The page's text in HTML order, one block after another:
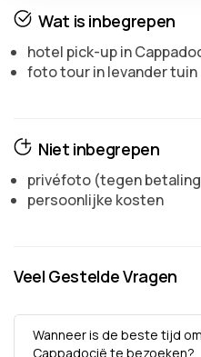
Wat is inbegrepen
hotel pick-up in
foto tour in levander tuin
Niet inbegrepen
privéfoto (tegen
persoonlijke kosten
Veel Gestelde Vragen
Wanneer is de beste tijd
Cappadocië te bezoeken?